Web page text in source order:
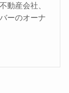
動産会社、
ーのオーナ